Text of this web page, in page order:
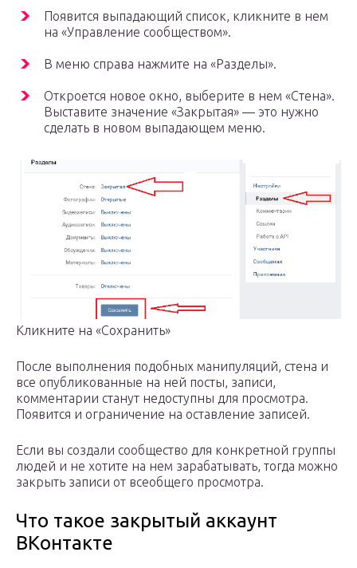
Появится выпадающий список, кликните в нем
на «Управление сообществом».
В меню справа нажмите на «Разделы».
Откроется новое окно, выберите в нем «Стена».
Выставите значение «Закрытая» — это нужно
сделать в новом выпадающем меню.
Кликните на «Сохранить»
После выполнения подобных манипуляций, стена и
все опубликованные на ней посты, записи,
комментарии станут недоступны для просмотра.
Появится и ограничение на оставление записей.
Если вы создали сообщество для конкретной группы
людей и не хотите на нем зарабатывать, тогда можно
закрыть записи от всеобщего просмотра.
Что такое закрытый аккаунт
ВКонтакте